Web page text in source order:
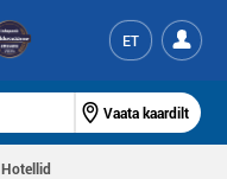
ET
Vaata kaardilt
Hotellid